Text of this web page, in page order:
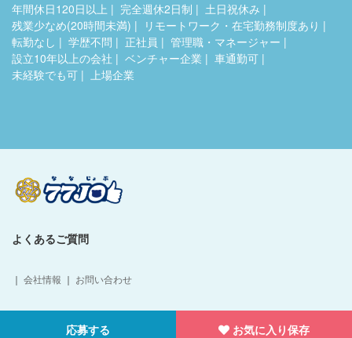
応募する お気に入り保存
年間休日120日以上 完全週休2日制
土日祝休み
残業少なめ(20時間未満)
リモートワーク・在宅勤務制度あり
転勤なし
学歴不問 正社員
管理職・マネージャー
設立10年以上の会社
ベンチャー企業
車通勤可
未経験でも可
上場企業
よくあるご質問
｜ 会社情報 ｜ お問い合わせ